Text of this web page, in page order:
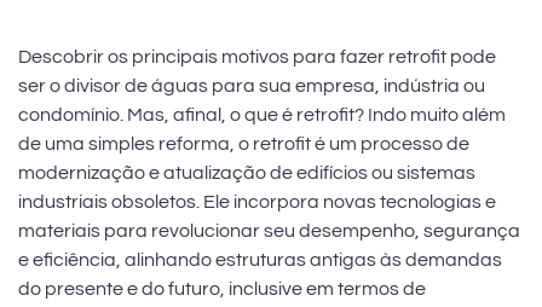
Descobrir os principais motivos para fazer retrofit pode
ser o divisor de águas para sua empresa, indústria ou
condomínio. Mas, afinal, o que é retrofit? Indo muito além
de uma simples reforma, o retrofit é um processo de
modernização e atualização de edifícios ou sistemas
industriais obsoletos. Ele incorpora novas tecnologias e
materiais para revolucionar seu desempenho, segurança
e eficiência, alinhando estruturas antigas às demandas
do presente e do futuro, inclusive em termos de